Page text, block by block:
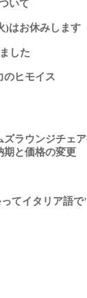
いて
)はお休みします
した
のヒモイス
ズラウンジチェ
期と価格の変更
てイタリア語で